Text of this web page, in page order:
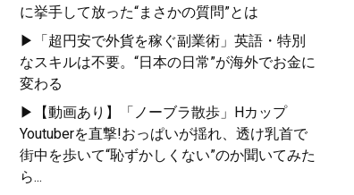
に挙手して放った“まさかの質問”とは
▶「超円安で外貨を稼ぐ副業術」英語・特別
なスキルは不要。“日本の日常”が海外でお金に
変わる
▶【動画あり】「ノーブラ散歩」Hカップ
Youtuberを直撃!おっぱいが揺れ、透け乳首で
街中を歩いて“恥ずかしくない”のか聞いてみた
ら...